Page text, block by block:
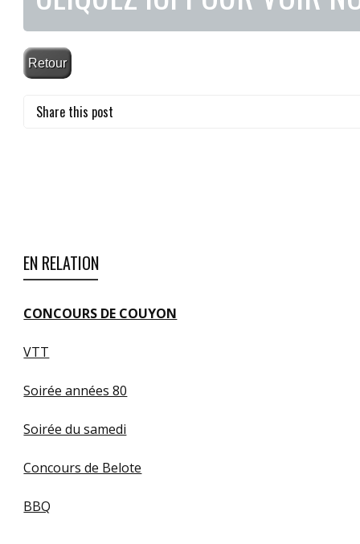
Share this post
EN RELATION
CONCOURS DE COUYON
VTT
Soirée années 80
Soirée du samedi
Concours de Belote
BBQ